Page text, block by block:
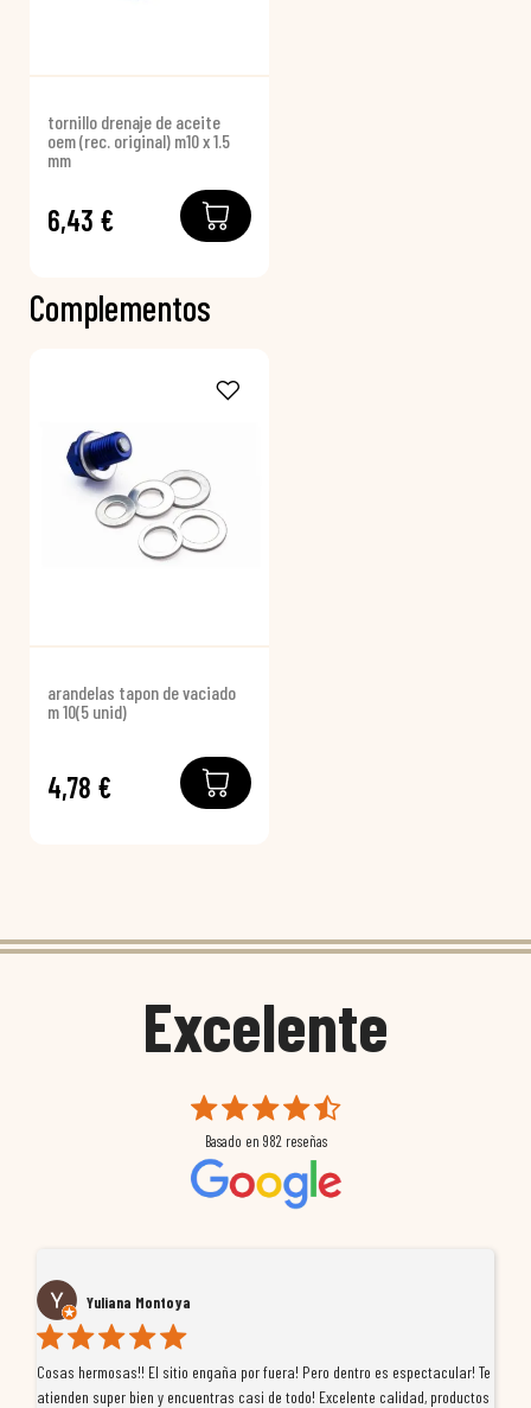
tornillo drenaje de aceite
oem (rec. original) m10 x 1.5
mm
6,43 €
Complementos
arandelas tapon de vaciado
m 10(5 unid)
4,78 €
Excelente
Basado en 982 reseñas
Yuliana Montoya
Cosas hermosas!! El sitio engaña por fuera! Pero dentro es espectacular! Te
atienden super bien y encuentras casi de todo! Excelente calidad, productos